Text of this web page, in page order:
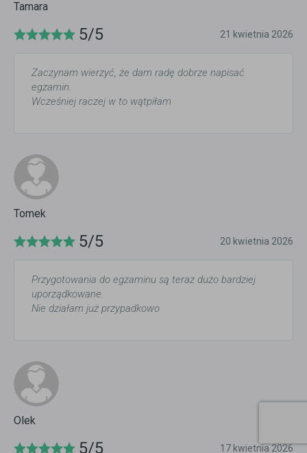
Tamara
5/5 21 kwietnia 2026
Zaczynam wierzyć, że dam radę dobrze napisać
egzamin.
Wcześniej raczej w to wątpiłam
Tomek
5/5 20 kwietnia 2026
Przygotowania do egzaminu są teraz dużo bardziej
uporządkowane.
Nie działam już przypadkowo
Olek
5/5 17 kwietnia 2026